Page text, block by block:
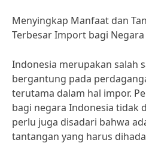
Menyingkap Manfaat dan
Terbesar Import bagi
Indonesia merupakan salah
bergantung pada
terutama dalam hal impor.
bagi negara Indonesia tidak
perlu juga disadari bahwa
tantangan yang harus